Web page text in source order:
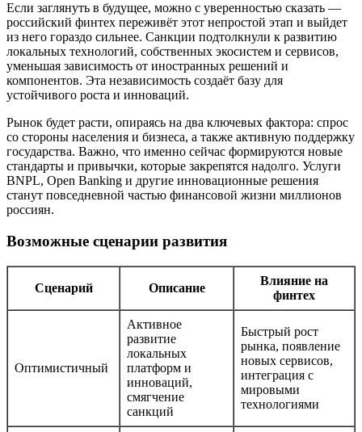
Если заглянуть в будущее, можно с уверенностью сказать —
российский финтех переживёт этот непростой этап и выйдет
из него гораздо сильнее. Санкции подтолкнули к развитию
локальных технологий, собственных экосистем и сервисов,
уменьшая зависимость от иностранных решений и
компонентов. Эта независимость создаёт базу для
устойчивого роста и инноваций.
Рынок будет расти, опираясь на два ключевых фактора: спрос
со стороны населения и бизнеса, а также активную поддержку
государства. Важно, что именно сейчас формируются новые
стандарты и привычки, которые закрепятся надолго. Услуги
BNPL, Open Banking и другие инновационные решения
станут повседневной частью финансовой жизни миллионов
россиян.
Возможные сценарии развития
Сценарий Описание
Влияние на
финтех
Оптимистичный
Активное
развитие
локальных
платформ и
инноваций,
смягчение
санкций
Быстрый рост
рынка, появление
новых сервисов,
интеграция с
мировыми
технологиями